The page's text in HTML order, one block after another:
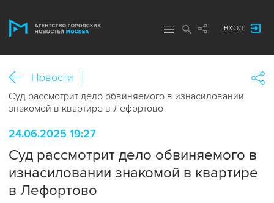
ВХОД
Новости
Суд рассмотрит дело обвиняемого в изнасиловании
знакомой в квартире в Лефортово
24.06.2025 19:27
Суд рассмотрит дело обвиняемого в
изнасиловании знакомой в квартире
в Лефортово